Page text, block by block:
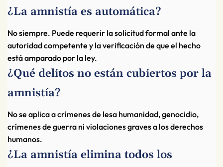
¿La amnistía es automática?
No siempre. Puede requerir la solicitud formal ante la
autoridad competente y la verificación de que el hecho
está amparado por la ley.
¿Qué delitos no están cubiertos por la
amnistía?
No se aplica a crímenes de lesa humanidad, genocidio,
crímenes de guerra ni violaciones graves a los derechos
humanos.
¿La amnistía elimina todos los